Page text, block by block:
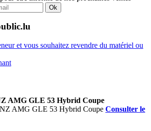
Ok
AMG GLE 53 Hybrid Coupe
Consulter le